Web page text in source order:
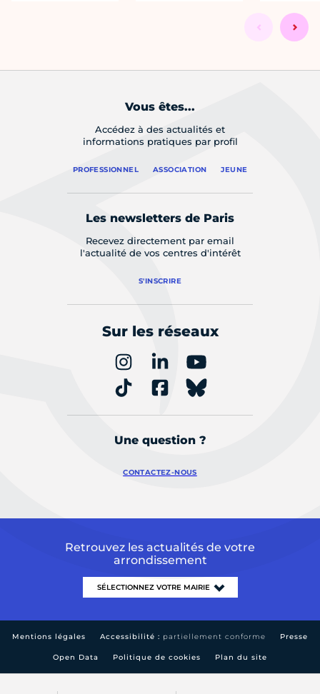
Vous êtes...
Accédez à des actualités et
informations pratiques par profil
PROFESSIONNEL ASSOCIATION JEUNE
Les newsletters de Paris
Recevez directement par email
l'actualité de vos centres d'intérêt
S'INSCRIRE
Sur les réseaux
Une question ?
CONTACTEZ-NOUS
Retrouvez les actualités de votre
arrondissement
Mentions légales Accessibilité : partiellement conforme Presse
Open Data Politique de cookies Plan du site